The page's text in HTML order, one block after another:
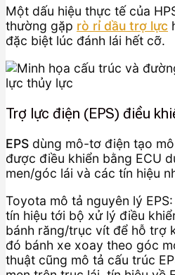
Một dấu hiệu thực tế của
thường gặp rò rỉ dầu trợ lực
đặc biệt lúc đánh lái hết cỡ.
Trợ lực điện (EPS) điều
EPS dùng mô-tơ điện tạo
được điều khiển bằng ECU
men/góc lái và các tín hiệu
Toyota mô tả nguyên lý
tín hiệu tới bộ xử lý điều
bánh răng/trục vít để hỗ trợ
đó bánh xe xoay theo góc
thuật cũng mô tả cấu trúc